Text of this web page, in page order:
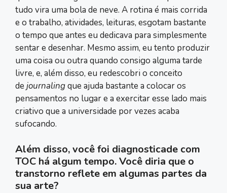
tudo vira uma bola de neve. A rotina é mais corrida
e o trabalho, atividades, leituras, esgotam bastante
o tempo que antes eu dedicava para simplesmente
sentar e desenhar. Mesmo assim, eu tento produzir
uma coisa ou outra quando consigo alguma tarde
livre, e, além disso, eu redescobri o conceito
de journalingque ajuda bastante a colocar os
pensamentos no lugar e a exercitar esse lado mais
criativo que a universidade por vezes acaba
sufocando.
Além disso, você foi diagnosticade com
TOC há algum tempo. Você diria que o
transtorno reflete em algumas partes da
sua arte?